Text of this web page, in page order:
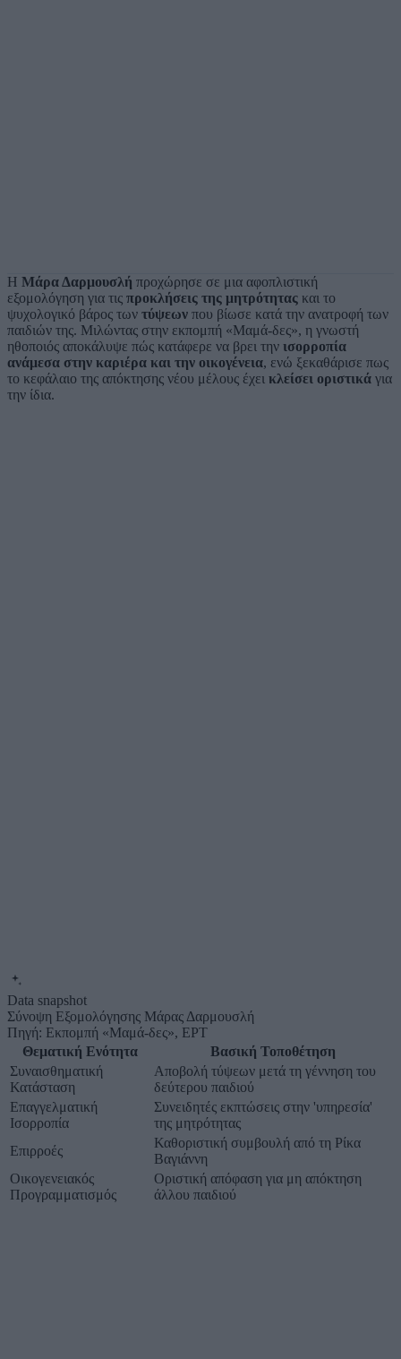
Η Μάρα Δαρμουσλή προχώρησε σε μια αφοπλιστική
εξομολόγηση για τις προκλήσεις της μητρότητας και το
ψυχολογικό βάρος των τύψεων που βίωσε κατά την ανατροφή των
παιδιών της. Μιλώντας στην εκπομπή «Μαμά-δες», η γνωστή
ηθοποιός αποκάλυψε πώς κατάφερε να βρει την ισορροπία
ανάμεσα στην καριέρα και την οικογένεια, ενώ ξεκαθάρισε πως
το κεφάλαιο της απόκτησης νέου μέλους έχει κλείσει οριστικά για
την ίδια.
Data snapshot
Σύνοψη Εξομολόγησης Μάρας Δαρμουσλή
Πηγή: Εκπομπή «Μαμά-δες», ΕΡΤ
Θεματική Ενότητα
Βασική Τοποθέτηση
Συναισθηματική
Κατάσταση
Αποβολή τύψεων μετά τη γέννηση του
δεύτερου παιδιού
Επαγγελματική
Ισορροπία
Συνειδητές εκπτώσεις στην 'υπηρεσία'
της μητρότητας
Επιρροές
Καθοριστική συμβουλή από τη Ρίκα
Βαγιάννη
Οικογενειακός
Προγραμματισμός
Οριστική απόφαση για μη απόκτηση
άλλου παιδιού